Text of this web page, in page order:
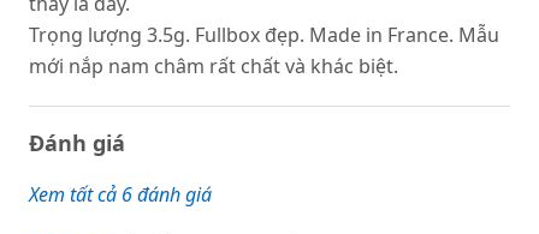
Trọng lượng 3.5g. Fullbox đẹp. Made in France. Mẫu
mới nắp nam châm rất chất và khác biệt.
Đánh giá
Xem tất cả 6 đánh giá